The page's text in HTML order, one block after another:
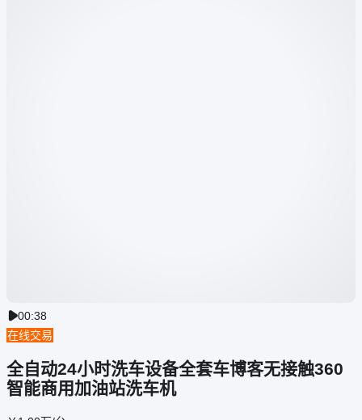
00:38
在线交易
全自动24小时洗车设备全套车博客无接触360
智能商用加油站洗车机